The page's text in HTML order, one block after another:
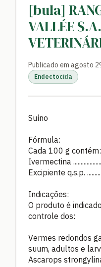
[bula]
VALLÉE
Publicado em agosto
Endectocida
Suíno
Fórmula:
Cada 100 g contém:
Ivermectina
Excipiente q.s.p.
Indicações:
O produto é
controle dos:
Vermes redondos
suum, adultos e
Ascarops